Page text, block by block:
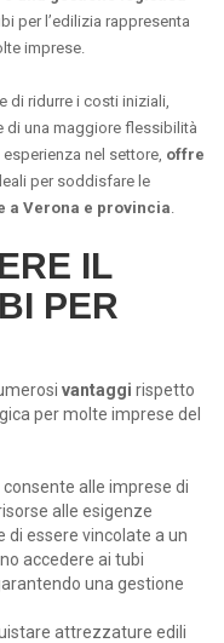
per l’edilizia rappresenta
imprese.
di ridurre i costi iniziali,
di una maggiore flessibilità
esperienza nel settore, offre
per soddisfare le
a Verona e provincia
IL
PER
vantaggi rispetto
per molte imprese del
consente alle imprese di
alle esigenze
di essere vincolate a un
accedere ai tubi
una gestione
attrezzature edili